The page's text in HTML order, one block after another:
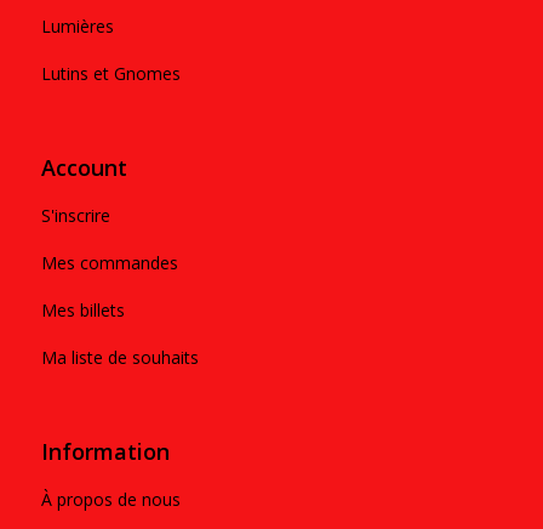
Lumières
Lutins et Gnomes
Account
S'inscrire
Mes commandes
Mes billets
Ma liste de souhaits
Information
À propos de nous